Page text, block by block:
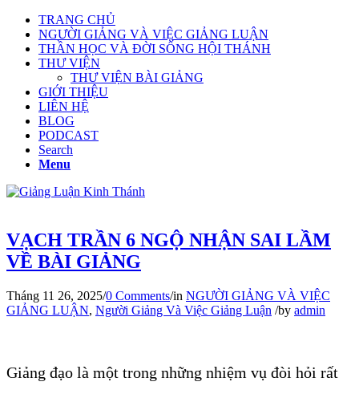
TRANG CHỦ
NGƯỜI GIẢNG VÀ VIỆC GIẢNG LUẬN
THẦN HỌC VÀ ĐỜI SỐNG HỘI THÁNH
THƯ VIỆN
THƯ VIỆN BÀI GIẢNG
GIỚI THIỆU
LIÊN HỆ
BLOG
PODCAST
Search
Menu
VẠCH TRẦN 6 NGỘ NHẬN SAI LẦM
VỀ BÀI GIẢNG
Tháng 11 26, 2025/0 Comments/in NGƯỜI GIẢNG VÀ VIỆC
GIẢNG LUẬN, Người Giảng Và Việc Giảng Luận /by admin
Giảng đạo là một trong những nhiệm vụ đòi hỏi rất